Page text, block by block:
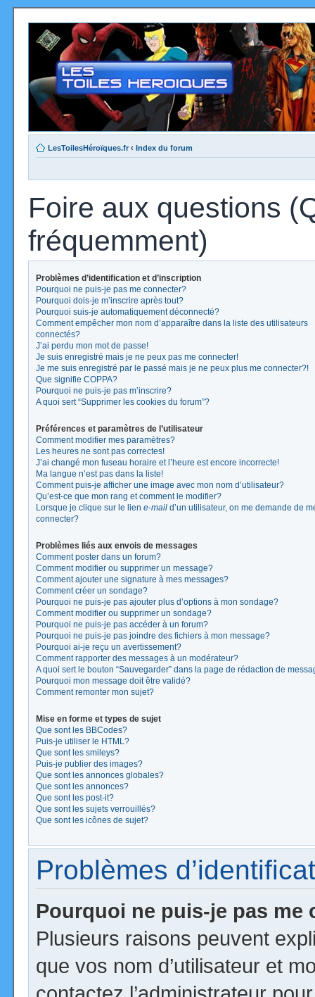
LesToilesHéroïques.fr ‹ Index du forum
Foire aux questions
fréquemment)
Problèmes d’identification et d’inscription
Pourquoi ne puis-je pas me connecter?
Pourquoi dois-je m’inscrire après tout?
Pourquoi suis-je automatiquement déconnecté?
Comment empêcher mon nom d’apparaître dans la liste des utilisateurs
connectés?
J’ai perdu mon mot de passe!
Je suis enregistré mais je ne peux pas me connecter!
Je me suis enregistré par le passé mais je ne peux plus me connecter?!
Que signifie COPPA?
Pourquoi ne puis-je pas m’inscrire?
A quoi sert “Supprimer les cookies du forum”?
Préférences et paramètres de l’utilisateur
Comment modifier mes paramètres?
Les heures ne sont pas correctes!
J’ai changé mon fuseau horaire et l’heure est encore incorrecte!
Ma langue n’est pas dans la liste!
Comment puis-je afficher une image avec mon nom d’utilisateur?
Qu’est-ce que mon rang et comment le modifier?
Lorsque je clique sur le lien e-mail d’un utilisateur, on me demande de
connecter?
Problèmes liés aux envois de messages
Comment poster dans un forum?
Comment modifier ou supprimer un message?
Comment ajouter une signature à mes messages?
Comment créer un sondage?
Pourquoi ne puis-je pas ajouter plus d’options à mon sondage?
Comment modifier ou supprimer un sondage?
Pourquoi ne puis-je pas accéder à un forum?
Pourquoi ne puis-je pas joindre des fichiers à mon message?
Pourquoi ai-je reçu un avertissement?
Comment rapporter des messages à un modérateur?
A quoi sert le bouton “Sauvegarder” dans la page de rédaction de
Pourquoi mon message doit être validé?
Comment remonter mon sujet?
Mise en forme et types de sujet
Que sont les BBCodes?
Puis-je utiliser le HTML?
Que sont les smileys?
Puis-je publier des images?
Que sont les annonces globales?
Que sont les annonces?
Que sont les post-it?
Que sont les sujets verrouillés?
Que sont les icônes de sujet?
Problèmes
Pourquoi ne puis-je pas me
Plusieurs raisons peuvent
que vos nom d’utilisateur et